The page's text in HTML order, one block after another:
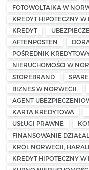
FOTOWOLTAIKA W
KREDYT HIPOTECZNY W
KREDYT
AFTENPOSTEN
POŚREDNIK
NIERUCHOMOŚCI W
STOREBRAND
BIZNES W NORWEGII
AGENT
KARTA KREDYTOWA
USŁUGI PRAWNE
FINANSOWANIE
KRÓL NORWEGII,
KREDYT HIPOTECZNY W